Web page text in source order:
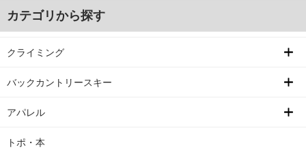
カテゴリから探す
クライミング
バックカントリースキー
アパレル
トポ・本